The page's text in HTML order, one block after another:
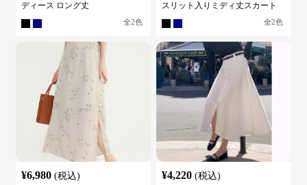
ディース ロング丈
全2色
スリット入りミディ丈スカート
全2色
¥6,980 (税込) ¥4,220 (税込)